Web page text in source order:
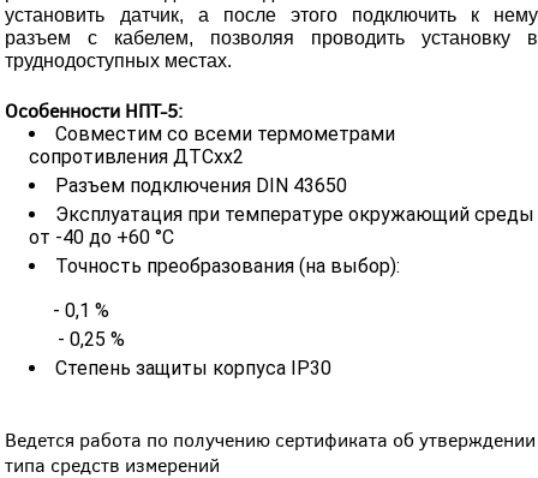
установить датчик, а после этого подключить к нему
разъем с кабелем, позволяя проводить установку в
труднодоступных местах.
Особенности НПТ-5:
Совместим со всеми термометрами
сопротивления ДТСхх2
Разъем подключения DIN 43650
Эксплуатация при температуре окружающий среды
от -40 до +60 °С
Точность преобразования (на выбор):
- 0,1 %
- 0,25 %
Степень защиты корпуса IP30
Ведется работа по получению сертификата об утверждении
типа средств измерений